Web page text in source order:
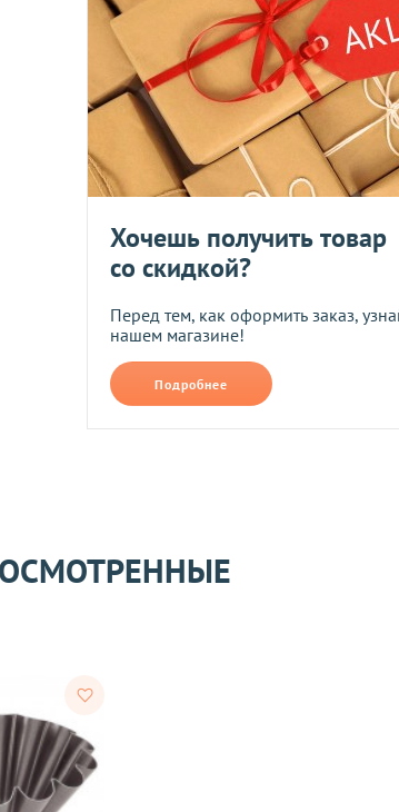
Я даю согласие на обработку моих
Прикрепить фото
В формате jpg, png, размером не более 10 мб
на ассортимент прессованных
логистическим оператором, Вы получите на
продукты, пригодные к употреблению,
«О защите прав потребителей»
Хочешь получить товар
со скидкой?
Перед тем, как оформить заказ,
нашем магазине!
Подробнее